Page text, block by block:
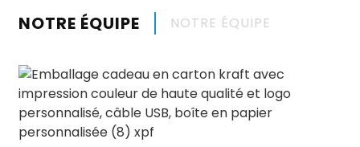
NOTRE ÉQUIPE NOTRE ÉQUIPE